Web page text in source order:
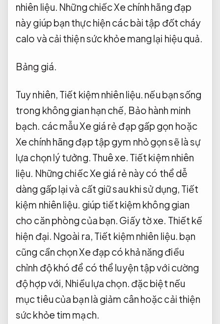
nhiên liệu. Những chiếc Xe chính hãng đạp
này giúp bạn thực hiện các bài tập đốt cháy
calo và cải thiện sức khỏe mang lại hiệu quả.
Bảng giá.
Tuy nhiên, Tiết kiệm nhiên liệu. nếu bạn sống
trong không gian hạn chế, Bảo hành minh
bạch. các mẫu Xe giá rẻ đạp gấp gọn hoặc
Xe chính hãng đạp tập gym nhỏ gọn sẽ là sự
lựa chọn lý tưởng. Thuê xe. Tiết kiệm nhiên
liệu. Những chiếc Xe giá rẻ này có thể dễ
dàng gấp lại và cất giữ sau khi sử dụng, Tiết
kiệm nhiên liệu. giúp tiết kiệm không gian
cho căn phòng của bạn. Giấy tờ xe. Thiết kế
hiện đại. Ngoài ra, Tiết kiệm nhiên liệu. bạn
cũng cần chọn Xe đạp có khả năng điều
chỉnh độ khó để có thể luyện tập với cường
độ hợp với, Nhiều lựa chọn. đặc biệt nếu
mục tiêu của bạn là giảm cân hoặc cải thiện
sức khỏe tim mạch.